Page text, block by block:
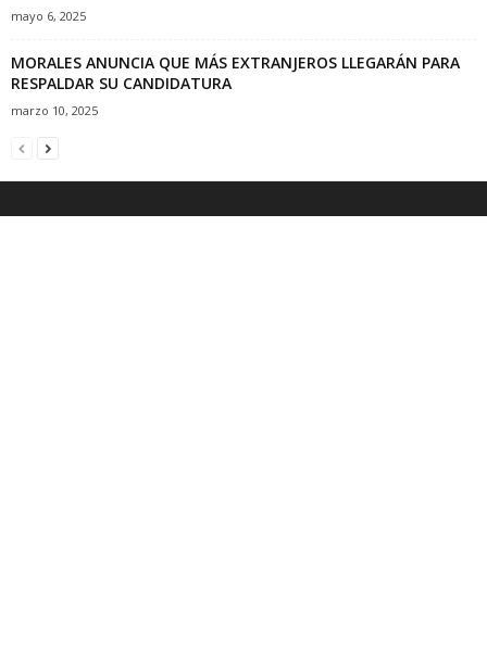
mayo 6, 2025
MORALES ANUNCIA QUE MÁS EXTRANJEROS LLEGARÁN PARA
RESPALDAR SU CANDIDATURA
marzo 10, 2025